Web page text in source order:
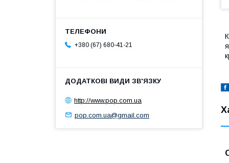
+380 (67) 680-41-21
http://www.pop.com.ua
pop.com.ua@gmail.com